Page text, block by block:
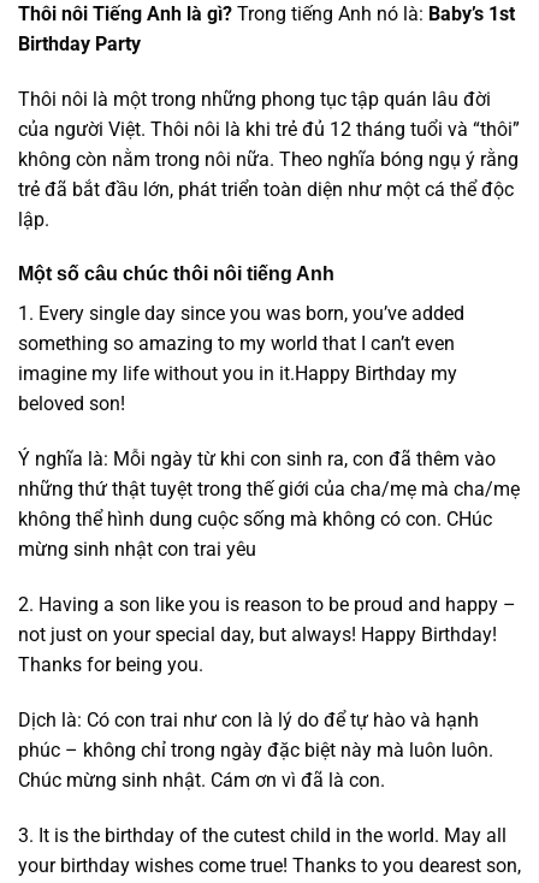
Thôi nôi Tiếng Anh là gì? Trong tiếng Anh nó là: Baby’s 1st
Birthday Party
Thôi nôi là một trong những phong tục tập quán lâu đời
của người Việt. Thôi nôi là khi trẻ đủ 12 tháng tuổi và “thôi”
không còn nằm trong nôi nữa. Theo nghĩa bóng ngụ ý rằng
trẻ đã bắt đầu lớn, phát triển toàn diện như một cá thể độc
lập.
Một số câu chúc thôi nôi tiếng Anh
1. Every single day since you was born, you’ve added
something so amazing to my world that I can’t even
imagine my life without you in it.Happy Birthday my
beloved son!
Ý nghĩa là: Mỗi ngày từ khi con sinh ra, con đã thêm vào
những thứ thật tuyệt trong thế giới của cha/mẹ mà cha/mẹ
không thể hình dung cuộc sống mà không có con. CHúc
mừng sinh nhật con trai yêu
2. Having a son like you is reason to be proud and happy –
not just on your special day, but always! Happy Birthday!
Thanks for being you.
Dịch là: Có con trai như con là lý do để tự hào và hạnh
phúc – không chỉ trong ngày đặc biệt này mà luôn luôn.
Chúc mừng sinh nhật. Cám ơn vì đã là con.
3. It is the birthday of the cutest child in the world. May all
your birthday wishes come true! Thanks to you dearest son,